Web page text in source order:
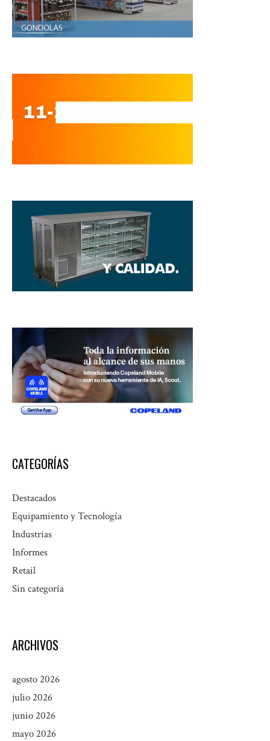
CATEGORÍAS
Destacados
Equipamiento y Tecnología
Industrias
Informes
Retail
Sin categoría
ARCHIVOS
agosto 2026
julio 2026
junio 2026
mayo 2026